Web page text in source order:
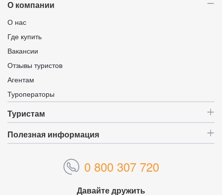
О компании
О нас
Где купить
Вакансии
Отзывы туристов
Агентам
Туроператоры
Туристам
Полезная информация
0 800 307 720
Давайте дружить